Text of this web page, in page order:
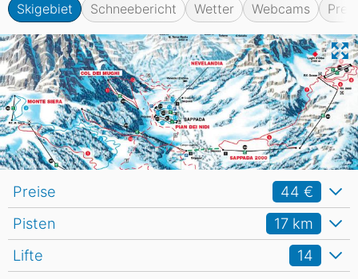
Skigebiet Schneebericht Wetter Webcams
Lifte 14
Pisten 17 km
Preise 44 €